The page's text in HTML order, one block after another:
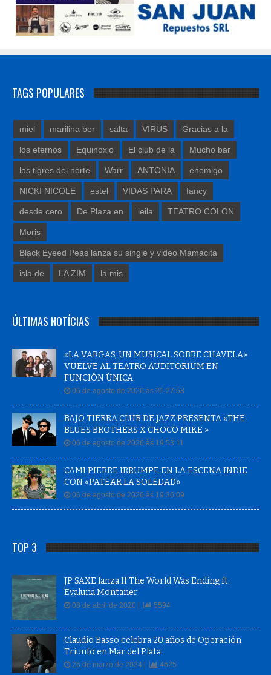
TAGS POPULARES
miel marilina ber salta VIRUS Gracias a la
los eternos Equinoxio El club de la Mucho bar
los tigres del norte Warr ANTONIA enemigo
NICKI NICOLE estel VIDAS PARA fancy
desde cero De Plaza en leila TEATRO COLON
Moris
Black Eyeed Peas lanza su single y video Mamacita
isla de LA ZIM la mis
ÚLTIMAS NOTÍCIAS
«LA VARGAS, UN MUSICAL SOBRE CHAVELA»
VUELVE AL TEATRO AUDITORIUM EN
FUNCIÓN ÚNICA
06 de agosto de 2026 às 21:27:58
BAJO TIERRA CLUB DE JAZZ PRESENTA «THE
BLUES BROTHERS X CHOCO MIKE »
06 de agosto de 2026 às 19:53:11
CAMI PIERRE IRRUMPE EN LA ESCENA INDIE
CON «PATEAR LA SOLEDAD»
06 de agosto de 2026 às 19:36:09
TOP 3
JP SAXE lanza If The World Was Ending ft.
Evaluna Montaner
08 de abril de 2020 | 5594
Claudio Basso celebra 20 años de Operación
Triunfo en Mar del Plata
26 de marzo de 2024 | 4625